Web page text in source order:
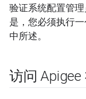
验证系统配置管
是，您必须执行
中所述。
访问 Apigee